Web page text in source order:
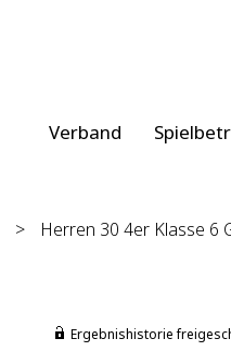
Verband
>
Herren 30 4er Klasse 6
Ergebnishistorie